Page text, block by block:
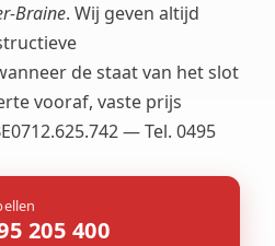
Braine. Wij geven altijd
de staat van het slot
vooraf, vaste prijs
— Tel. 0495
205 400